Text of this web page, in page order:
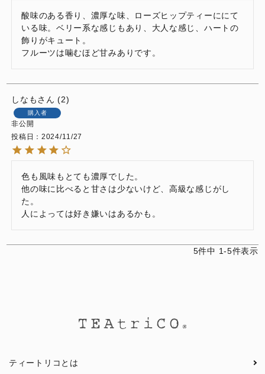
酸味のある香り、濃厚な味、ローズヒップティーににて
いる味。ベリー系な感じもあり、大人な感じ、ハートの
飾りがキュート。
フルーツは噛むほど甘みありです。
しなも 2
購入者
非公開
投稿日
2024/11/27
色も風味もとても濃厚でした。
他の味に比べると甘さは少ないけど、高級な感じがし
た。
人によっては好き嫌いはあるかも。
5件中 1-5件表示
ティートリコとは